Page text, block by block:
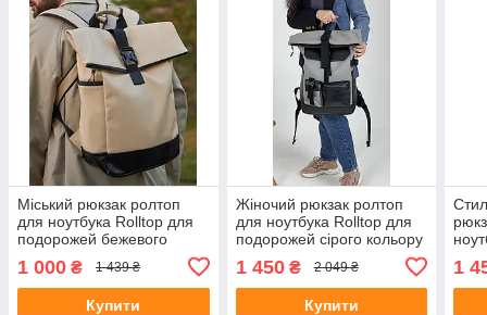
Міський рюкзак ролтоп
для ноутбука Rolltop для
подорожей бежевого
1 000 ₴ 1 439 ₴
Купити
Жіночий рюкзак ролтоп
для ноутбука Rolltop для
подорожей сірого кольору
1 450₴ 2 049 ₴
Купити
1